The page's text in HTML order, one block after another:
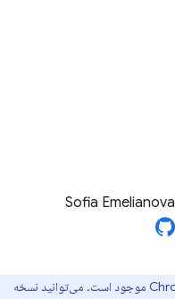
Sofia Emelianova
پانل Memory Inspector از Chrome 91 موجود است. می‌توانید نسخه